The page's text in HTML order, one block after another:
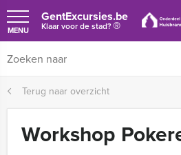
GentExcursies.be
Klaar voor de stad?®
MENU
Terug naar overzicht
Workshop